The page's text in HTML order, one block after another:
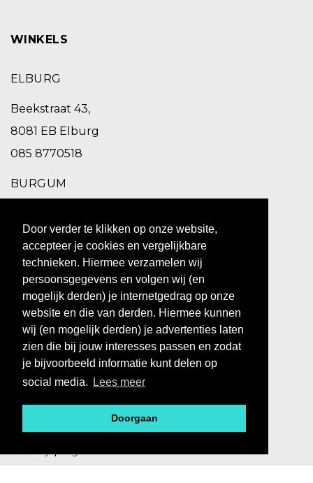
Door verder te klikken op onze website,
accepteer je cookies en vergelijkbare
technieken. Hiermee verzamelen wij
persoonsgegevens en volgen wij (en
mogelijk derden) je internetgedrag op onze
website en die van derden. Hiermee kunnen
wij (en mogelijk derden) je advertenties laten
zien die bij jouw interesses passen en zodat
je bijvoorbeeld informatie kunt delen op
social media.
Lees meer
Doorgaan
WINKELS
ELBURG
Beekstraat 43,
8081 EB Elburg
085 8770518
BURGUM
9251 EC Burgum
0511 469 260
ZUIDHORN
Hoofdstraat 10,
9801 BX Zuidhorn
0594 769 010
@ 2023 - BOS MEN&WOMEN